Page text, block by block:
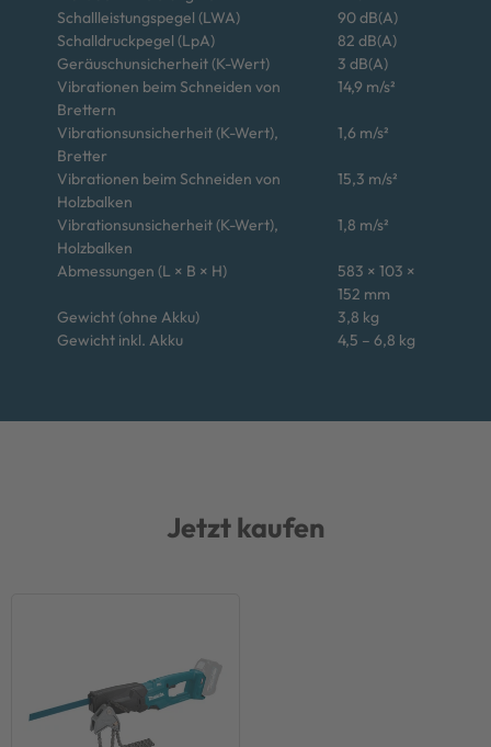
Schallleistungspegel (LWA)
90 dB(A)
Schalldruckpegel (LpA)
82 dB(A)
Geräuschunsicherheit (K-Wert)
3 dB(A)
Vibrationen beim Schneiden von
Brettern
14,9 m/s²
Vibrationsunsicherheit (K-Wert),
Bretter
1,6 m/s²
Vibrationen beim Schneiden von
Holzbalken
15,3 m/s²
Vibrationsunsicherheit (K-Wert),
Holzbalken
1,8 m/s²
Abmessungen (L × B × H)
583 × 103 ×
152 mm
Gewicht (ohne Akku)
3,8 kg
Gewicht inkl. Akku
4,5 – 6,8 kg
Jetzt kaufen